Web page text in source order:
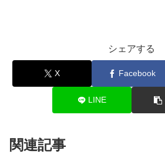
シェアする
X Facebook
LINE
関連記事